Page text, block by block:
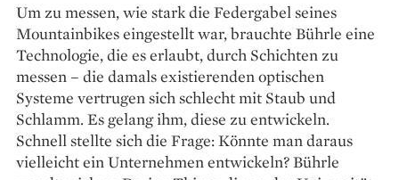
Um zu messen, wie stark die Federgabel seines
Mountainbikes eingestellt war, ­brauchte Bührle eine
Technologie, die es erlaubt, durch Schichten zu
messen – die damals ­existierenden optischen
Systeme vertrugen sich schlecht mit Staub und
Schlamm. Es gelang ihm, diese zu entwickeln.
Schnell stellte sich die Frage: ­Könnte man daraus
vielleicht ein Unternehmen entwickeln? Bührle